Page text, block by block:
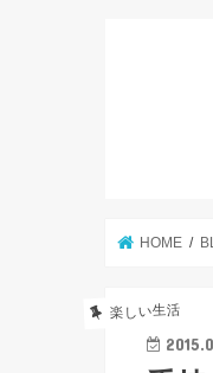
HOME
楽しい生活